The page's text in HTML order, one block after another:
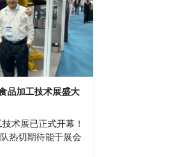
品加工技术展盛大
术展已正式开幕！
热切期待能于展会